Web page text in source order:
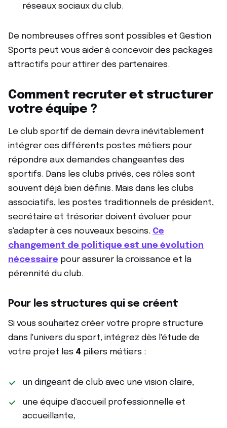
réseaux sociaux du club.
De nombreuses offres sont possibles et Gestion
Sports peut vous aider à concevoir des packages
attractifs pour attirer des partenaires.
Comment recruter et structurer
votre équipe ?
Le club sportif de demain devra inévitablement
intégrer ces différents postes métiers pour
répondre aux demandes changeantes des
sportifs. Dans les clubs privés, ces rôles sont
souvent déjà bien définis. Mais dans les clubs
associatifs, les postes traditionnels de président,
secrétaire et trésorier doivent évoluer pour
s'adapter à ces nouveaux besoins. Ce
changement de politique est une évolution
nécessaire pour assurer la croissance et la
pérennité du club.
Pour les structures qui se créent
Si vous souhaitez créer votre propre structure
dans l'univers du sport, intégrez dès l'étude de
votre projet les 4 piliers métiers :
un dirigeant de club avec une vision claire,
une équipe d'accueil professionnelle et
accueillante,